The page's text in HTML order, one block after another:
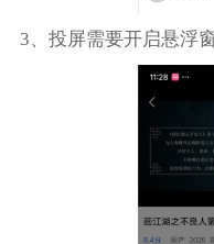
3、投屏需要开启悬浮